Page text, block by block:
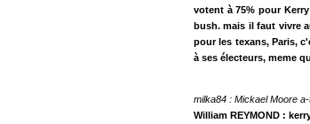
votent à 75% pour
bush. mais il faut vivre
pour les texans, Paris,
à ses électeurs, meme
milka84 : Mickael Moore
William REYMOND :